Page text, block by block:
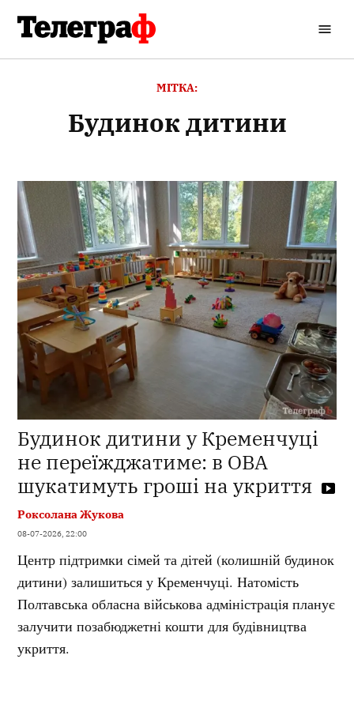
вмісту
Телеграф
МІТКА:
будинок дитини
Будинок дитини у Кременчуці
не переїжджатиме: в ОВА
шукатимуть гроші на укриття
Роксолана Жукова
08-07-2026, 22:00
Центр підтримки сімей та дітей (колишній будинок
дитини) залишиться у Кременчуці. Натомість
Полтавська обласна військова адміністрація планує
залучити позабюджетні кошти для будівництва
укриття.